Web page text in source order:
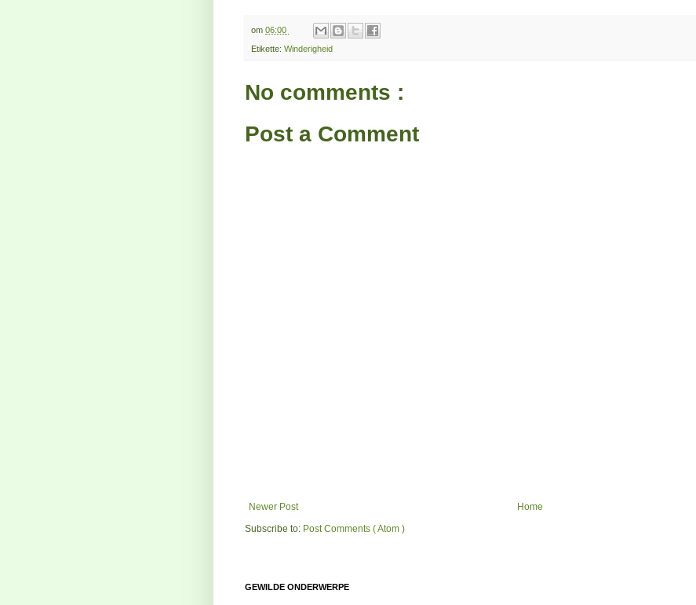
om 06:00
Etikette: Winderigheid
No comments :
Post a Comment
Newer Post
Home
Subscribe to: Post Comments ( Atom )
GEWILDE ONDERWERPE